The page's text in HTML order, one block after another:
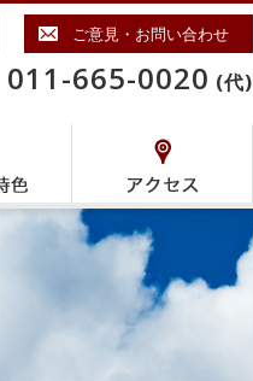
ご意見・お問い合わせ
011-665-0020 (代)